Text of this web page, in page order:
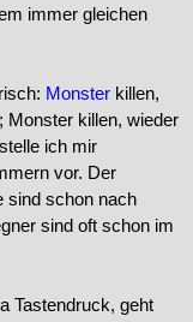
immer gleichen
Monster killen,
Monster killen, wieder
ich mir
vor. Der
sind schon nach
sind oft schon im
Tastendruck, geht